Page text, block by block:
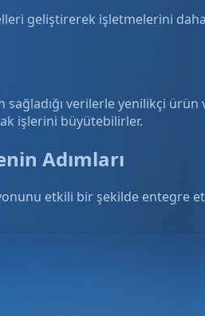
geliştirerek işletmelerini
verilerle yenilikçi
işlerini büyütebilirler.
Adımları
etkili bir şekilde entegre